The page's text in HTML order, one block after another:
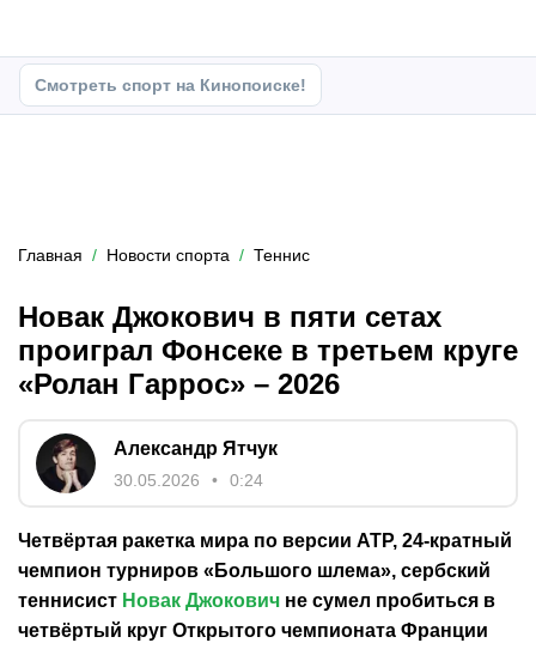
Смотреть спорт на Кинопоиске!
Главная Новости спорта Теннис
Новак Джокович в пяти сетах
проиграл Фонсеке в третьем круге
«Ролан Гаррос» – 2026
Александр Ятчук
30.05.2026 0:24
Четвёртая ракетка мира по версии ATP, 24-кратный
чемпион турниров «Большого шлема», сербский
теннисист Новак Джокович не сумел пробиться в
четвёртый круг Открытого чемпионата Франции